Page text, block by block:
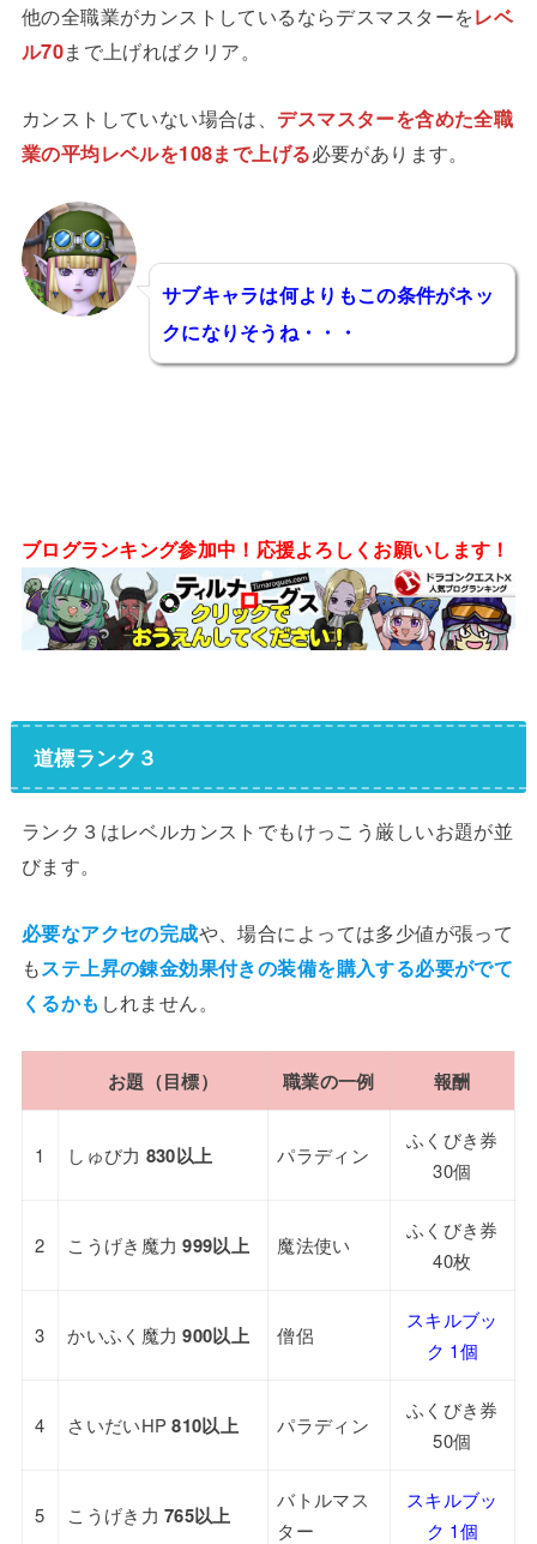
他の全職業がカンストしているならデスマスターをレベ
ル70まで上げればクリア。
カンストしていない場合は、 デスマスターを含めた全職
業の平均レベルを108まで上げる必要があります。
サブキャラは何よりもこの条件がネッ
クになりそうね・・・
ブログランキング参加中！応援よろしくお願いします！
道標ランク３
ランク３はレベルカンストでもけっこう厳しいお題が並
びます。
必要なアクセの完成や、場合によっては多少値が張って
もステ上昇の錬金効果付きの装備を購入する必要がでて
くるかも しれません。
お題（目標） 職業の一例 報酬
1 しゅび力 830以上 パラディン
ふくびき券
30個
2 こうげき魔力999以上 魔法使い
ふくびき券
40枚
3 かいふく魔力900以上 僧侶
スキルブッ
ク 1個
4 さいだいHP810以上 パラディン
ふくびき券
50個
5 こうげき力765以上
バトルマス
ター
スキルブッ
ク 1個